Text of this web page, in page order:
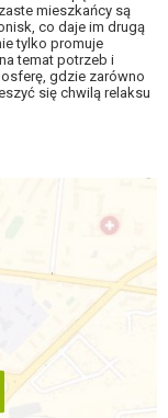
mieszkańcy są
co daje im drugą
tylko promuje
temat potrzeb i
gdzie zarówno
się chwilą relaksu